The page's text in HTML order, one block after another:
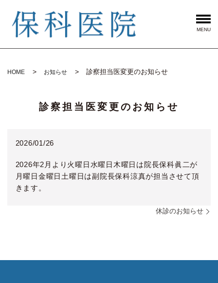
MENU
HOME お知らせ 診察担当医変更のお知らせ
診察担当医変更のお知らせ
2026/01/26
2026年2月より火曜日水曜日木曜日は院長保科眞二が
月曜日金曜日土曜日は副院長保科涼真が担当させて頂
きます。
休診のお知らせ